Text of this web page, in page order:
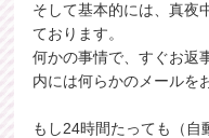
そして基本的には、真夜
ております。
何かの事情で、すぐお返
内には何らかのメールを
もし24時間たっても（自